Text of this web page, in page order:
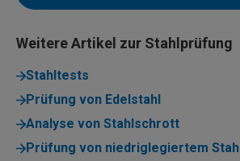
Weitere Artikel zur Stahlprüfung
Stahltests
Prüfung von Edelstahl
Analyse von Stahlschrott
Prüfung von niedriglegiertem Stahl